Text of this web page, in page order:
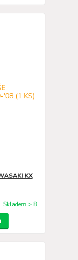
KX
Skladem > 8